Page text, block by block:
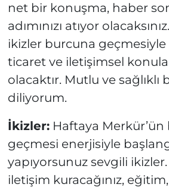
net bir konuşma, haber
adımınızı atıyor
ikizler burcuna geçmesiyle
ticaret ve iletişimsel
olacaktır. Mutlu ve sağlıklı
diliyorum.
İkizler:Haftaya Merkür’ün
geçmesi enerjisiyle
yapıyorsunuz sevgili
iletişim kuracağınız, eğitim,